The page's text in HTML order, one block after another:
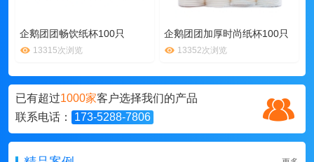
企鹅团团畅饮纸杯100只
13315次浏览
企鹅团团加厚时尚纸杯100只
13352次浏览
已有超过1000家客户选择我们的产品
联系电话：
173-5288-7806